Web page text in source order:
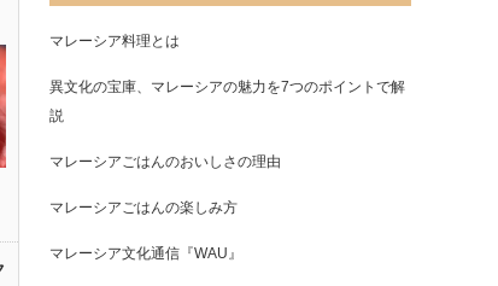
マレーシア料理とは
異文化の宝庫、マレーシアの魅力を7つのポイントで解
説
マレーシアごはんのおいしさの理由
マレーシアごはんの楽しみ方
マレーシア文化通信『WAU』